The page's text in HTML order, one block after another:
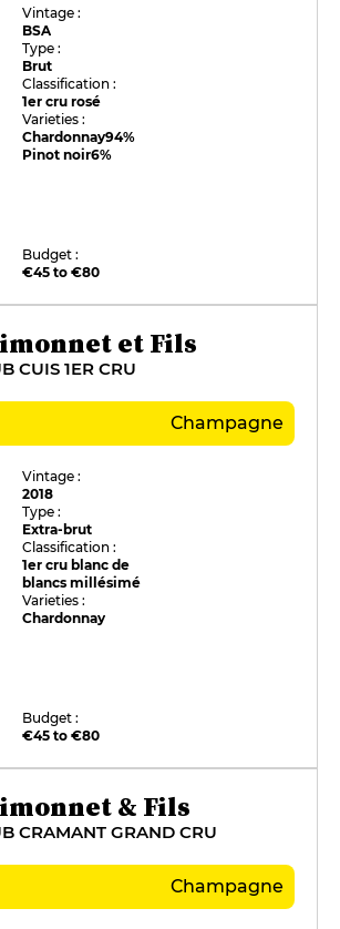
Vintage :
BSA
Type :
Brut
Classification :
1er cru rosé
Varieties :
Chardonnay94%
Pinot noir6%
Budget :
€45 to €80
et Fils
CUIS 1ER CRU
Champagne
Vintage :
2018
Type :
Extra-brut
Classification :
1er cru blanc de
blancs millésimé
Varieties :
Chardonnay
Budget :
€45 to €80
& Fils
CRAMANT GRAND CRU
Champagne